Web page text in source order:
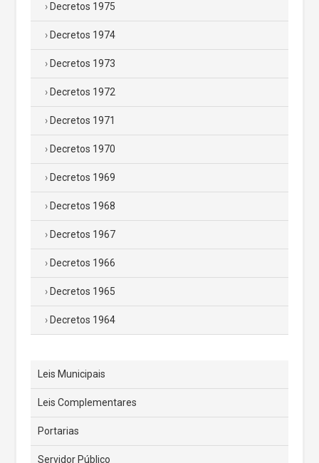
Decretos 1975
Decretos 1974
Decretos 1973
Decretos 1972
Decretos 1971
Decretos 1970
Decretos 1969
Decretos 1968
Decretos 1967
Decretos 1966
Decretos 1965
Decretos 1964
Leis Municipais
Leis Complementares
Portarias
Servidor Público